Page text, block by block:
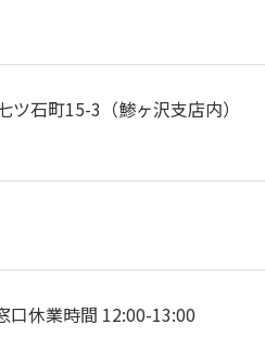
石町15-3（鯵ヶ沢支店内）
休業時間 12:00-13:00